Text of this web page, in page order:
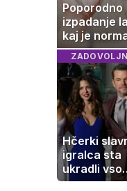
Poporodno
izpadanje
kaj je
in kako si
pomagati
Hčerki
igralca sta
ukradli vso
pozornost